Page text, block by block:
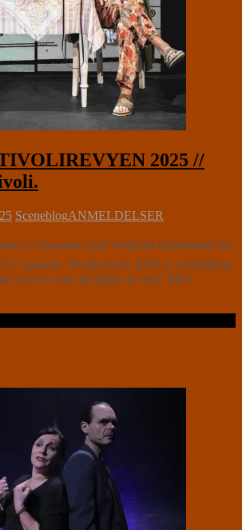
2025 //
SceneblogANMELDELSER
show i Glassalen med veldrejet dinnerband fra
i pausen. Tivolirevyen 2025 er i hænderne
en revy som de plejer at være. Men